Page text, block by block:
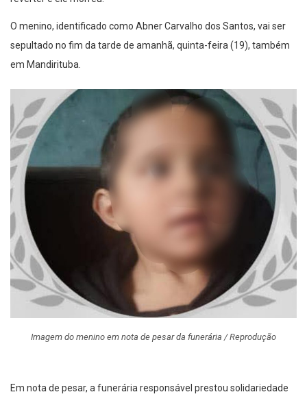
O menino, identificado como Abner Carvalho dos Santos, vai ser
sepultado no fim da tarde de amanhã, quinta-feira (19), também
em Mandirituba.
Imagem do menino em nota de pesar da funerária / Reprodução
Em nota de pesar, a funerária responsável prestou solidariedade